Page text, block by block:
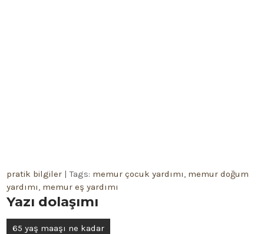
pratik bilgiler | Tags: memur çocuk yardımı, memur doğum
yardımı, memur eş yardımı
Yazı dolaşımı
65 yaş maaşı ne kadar